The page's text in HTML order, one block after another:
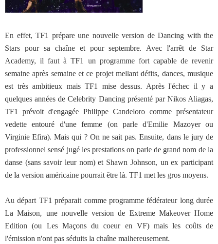
En effet, TF1 prépare une nouvelle version de Dancing with the
Stars pour sa chaîne et pour septembre. Avec l'arrêt de Star
Academy, il faut à TF1 un programme fort capable de revenir
semaine après semaine et ce projet mellant défits, dances, musique
est très ambitieux mais TF1 mise dessus. Après l'échec il y a
quelques années de Celebrity Dancing présenté par Nikos Aliagas,
TF1 prévoit d'engagée Philippe Candeloro comme présentateur
vedette entouré d'une femme (on parle d'Emilie Mazoyer ou
Virginie Efira). Mais qui ? On ne sait pas. Ensuite, dans le jury de
professionnel sensé jugé les prestations on parle de grand nom de la
danse (sans savoir leur nom) et Shawn Johnson, un ex participant
de la version américaine pourrait être là. TF1 met les gros moyens.
Au départ TF1 préparait comme programme fédérateur long durée
La Maison, une nouvelle version de Extreme Makeover Home
Edition (ou Les Maçons du coeur en VF) mais les coûts de
l'émission n'ont pas séduits la chaîne malhereusement.